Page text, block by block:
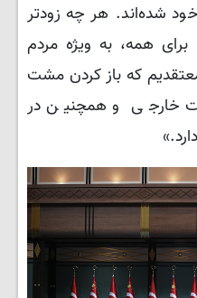
شده‌اند. هر چه زودتر
همه، به ویژه مردم
که باز کردن مشت
خارجی و همچنین در